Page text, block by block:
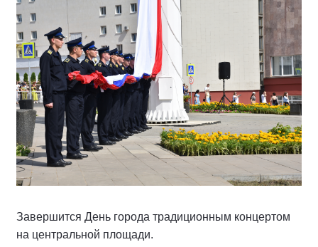
Завершится День города традиционным концертом
на центральной площади.